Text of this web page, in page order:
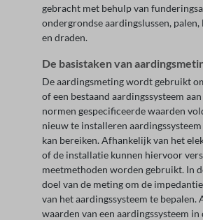
gebracht met behulp van
ondergrondse aardingslussen,
en draden.
De basistaken van
De aardingsmeting wordt gebruikt
of een bestaand aardingssysteem
normen gespecificeerde waarden
nieuw te installeren aardingssysteem
kan bereiken. Afhankelijk van het
of de installatie kunnen hiervoor
meetmethoden worden gebruikt. In
doel van de meting om de
van het aardingssysteem te bepalen.
waarden van een aardingssysteem